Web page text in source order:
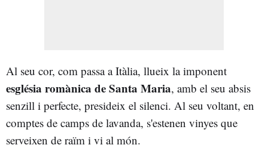
Al seu cor, com passa a Itàlia, llueix la imponent
església romànica de Santa Maria, amb el seu absis
senzill i perfecte, presideix el silenci. Al seu voltant, en
comptes de camps de lavanda, s'estenen vinyes que
serveixen de raïm i vi al món.